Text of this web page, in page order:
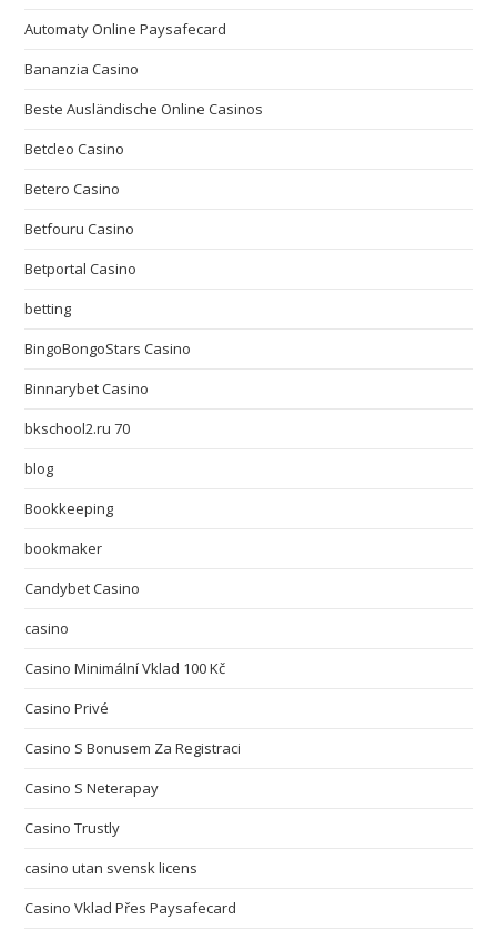
Automaty Online Paysafecard
Bananzia Casino
Beste Ausländische Online Casinos
Betcleo Casino
Betero Casino
Betfouru Casino
Betportal Casino
betting
BingoBongoStars Casino
Binnarybet Casino
bkschool2.ru 70
blog
Bookkeeping
bookmaker
Candybet Casino
casino
Casino Minimální Vklad 100 Kč
Casino Privé
Casino S Bonusem Za Registraci
Casino S Neterapay
Casino Trustly
casino utan svensk licens
Casino Vklad Přes Paysafecard